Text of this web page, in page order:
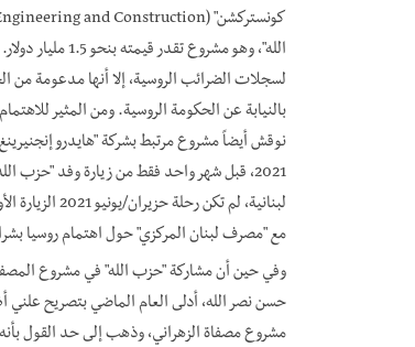
الله"، وهو
بالنيابة عن الحكومة الروسية. ومن المثير
نوقش أيضاً مشروع مرتبط بشركة "هايدرو
2021، قبل شهر واحد فقط من زيارة وفد "حزب
لبنانية، لم
مع "مصرف لبنان المركزي" حول اهتمام روسيا
حسن نصر الله، أدلى العام الماضي بتصريح علني
مشروع مصفاة الزهراني، وذهب إلى حد القول